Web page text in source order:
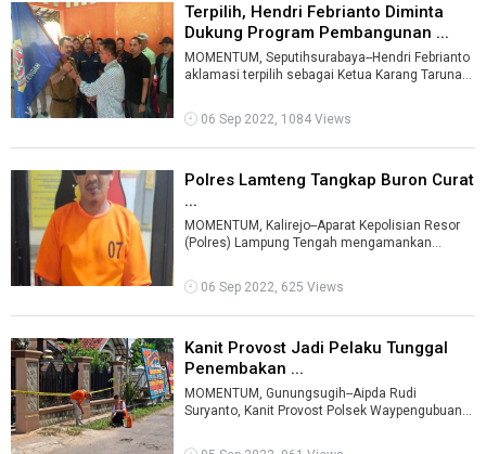
Terpilih, Hendri Febrianto Diminta
Dukung Program Pembangunan ...
MOMENTUM, Seputihsurabaya--Hendri Febrianto
aklamasi terpilih sebagai Ketua Karang Taruna
06 Sep 2022, 1084 Views
Polres Lamteng Tangkap Buron Curat
...
MOMENTUM, Kalirejo--Aparat Kepolisian Resor
(Polres) Lampung Tengah mengamankan
(c ...
06 Sep 2022, 625 Views
Kanit Provost Jadi Pelaku Tunggal
Penembakan ...
MOMENTUM, Gunungsugih--Aipda Rudi
Suryanto, Kanit Provost Polsek Waypengubuan
kasu ...